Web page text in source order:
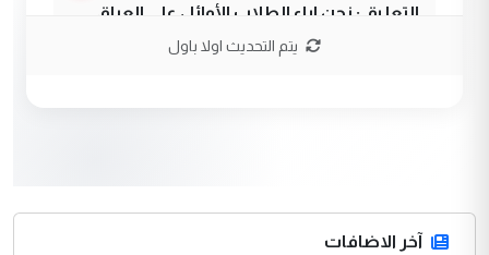
التعليق : نحن اباء الطلاب الأوائل على العراق
نتشرف بلقاء السيد احمد الصافي في العتبات
التعليق : قرار مستعجل جدا ولامصلحة فيه
للوزاره ولا للمواطن القرار الصائب يكون بعد
يتم التحديث اولا باول
آخر الاضافات